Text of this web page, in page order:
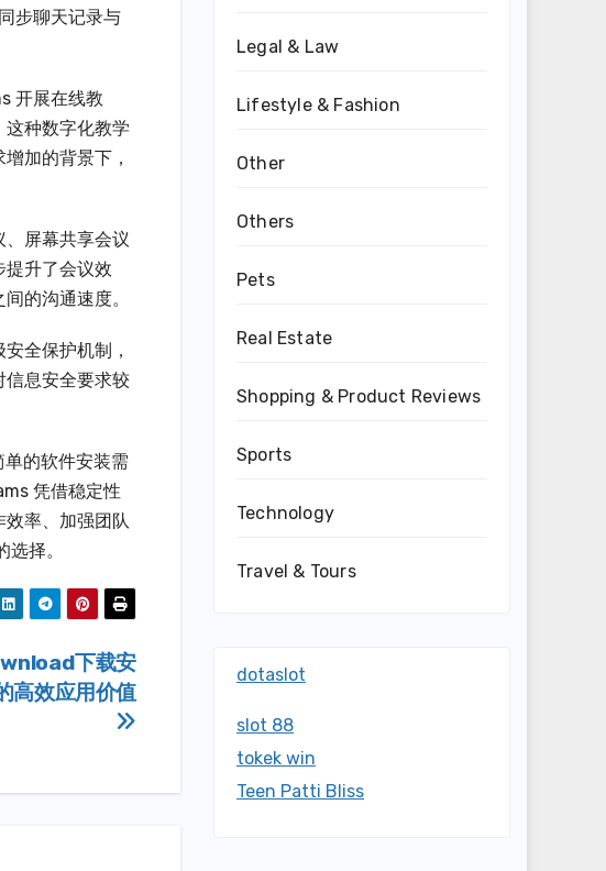
步聊天记录与
开展在线教
种数字化教学
加的背景下，
屏幕共享会议
提升了会议效
的沟通速度。
全保护机制，
信息安全要求较
的软件安装需
凭借稳定性
率、加强团队
择。
下载安
高效应用价值
Legal & Law
Lifestyle & Fashion
Other
Others
Pets
Real Estate
Shopping & Product Reviews
Sports
Technology
Travel & Tours
dotaslot
slot 88
tokek win
Teen Patti Bliss